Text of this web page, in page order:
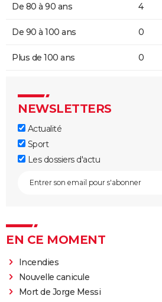
De 80 à 90 ans 4
De 90 à 100 ans 0
Plus de 100 ans 0
NEWSLETTERS
Actualité
Sport
Les dossiers d'actu
EN CE MOMENT
Incendies
Nouvelle canicule
Mort de Jorge Messi